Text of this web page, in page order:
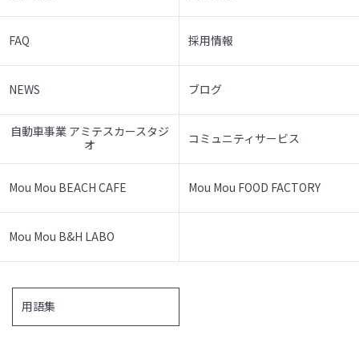
FAQ 採用情報
NEWS ブログ
自動車事業 アミテスカースタジ
オ
コミュニティサービス
Mou Mou BEACH CAFE Mou Mou FOOD FACTORY
Mou Mou B&H LABO
用語集